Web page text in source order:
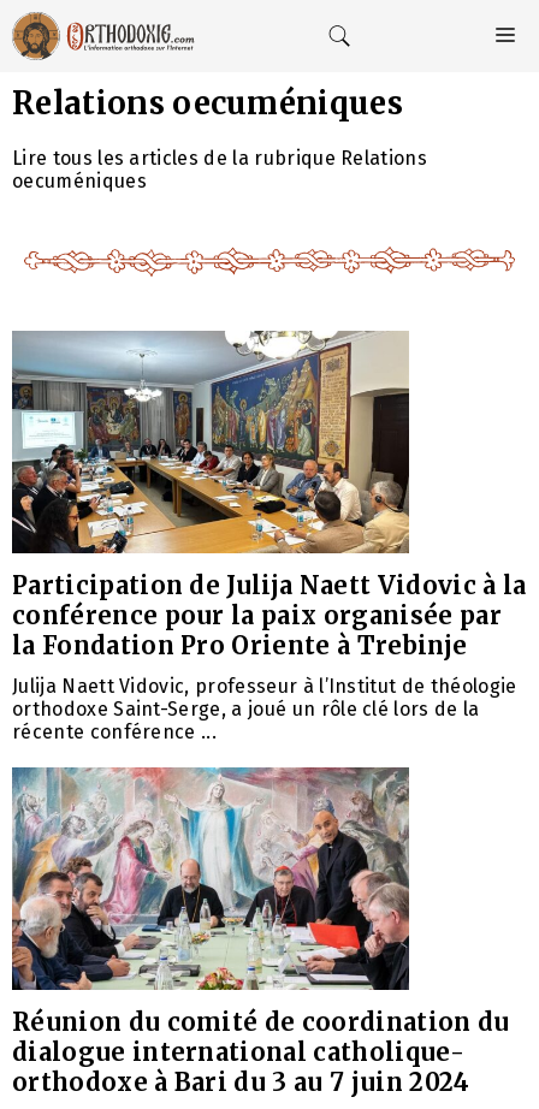
Aller
au
contenu
Relations oecuméniques
Lire tous les articles de la rubrique Relations
oecuméniques
Participation de Julija Naett Vidovic à la
conférence pour la paix organisée par
la Fondation Pro Oriente à Trebinje
Julija Naett Vidovic, professeur à l’Institut de théologie
orthodoxe Saint-Serge, a joué un rôle clé lors de la
récente conférence ...
Réunion du comité de coordination du
dialogue international catholique-
orthodoxe à Bari du 3 au 7 juin 2024